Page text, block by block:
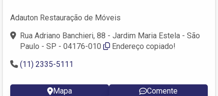
Adauton Restauração de Móveis
Rua Adriano Banchieri, 88 - Jardim Maria Estela - São
Paulo - SP - 04176-010
Endereço copiado!
(11) 2335-5111
Mapa Comente